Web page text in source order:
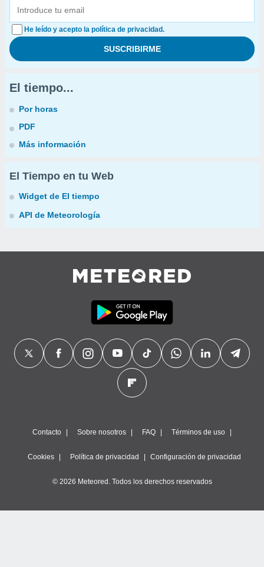
He leído y acepto la política de privacidad.
El tiempo...
Por horas
PDF
Más información
El Tiempo en tu Web
Widget de El tiempo
API de Meteorología
Contacto Sobre nosotros FAQ Términos de uso
Cookies Política de privacidad Configuración de privacidad
© 2026 Meteored. Todos los derechos reservados